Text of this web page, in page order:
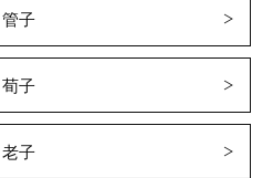
管子
荀子
老子